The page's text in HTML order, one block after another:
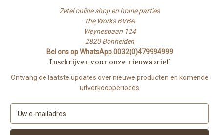
Zetel online shop en home parties
The Works BVBA
Weynesbaan 124
2820 Bonheiden
Bel ons op WhatsApp 0032(0)479994999
Inschrijven voor onze nieuwsbrief
Ontvang de laatste updates over nieuwe producten en komende
uitverkoopperiodes
m